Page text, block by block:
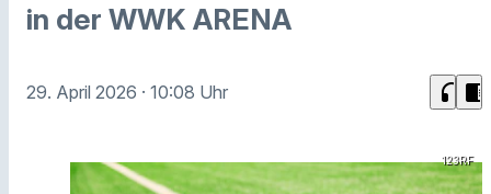
in der WWK ARENA
29. April 2026 · 10:08 Uhr headphones chrome_reader_mode
123RF